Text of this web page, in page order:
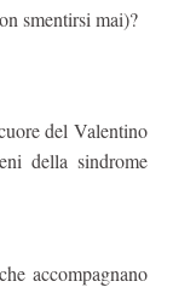
smentirsi mai)?
del Valentino
della sindrome
accompagnano